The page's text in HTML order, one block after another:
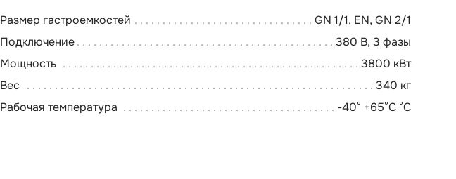
Размер гастроемкостей
GN 1/1, EN, GN 2/1
Подключение
380 В, 3 фазы
Мощность
3800 кВт
Вес
340 кг
Рабочая температура
-40° +65°C °C